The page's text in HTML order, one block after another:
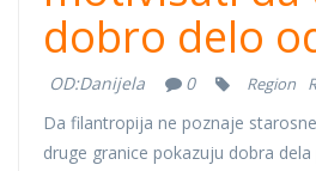
dobro delo
OD:Danijela 0 Region
Da filantropija ne poznaje
druge granice pokazuju dobra